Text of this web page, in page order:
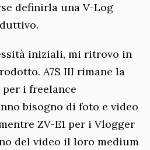
definirla una V-Log
iniziali, mi ritrovo in
A7S III rimane la
i freelance
bisogno di foto e video
ZV-E1 per i Vlogger
del video il loro medium